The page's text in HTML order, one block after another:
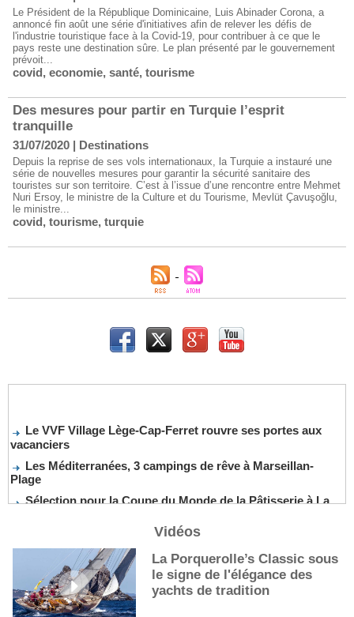
Le Président de la République Dominicaine, Luis Abinader Corona, a
annoncé fin août une série d'initiatives afin de relever les défis de
l'industrie touristique face à la Covid-19, pour contribuer à ce que le
pays reste une destination sûre. Le plan présenté par le gouvernement
prévoit...
covid, economie, santé, tourisme
Des mesures pour partir en Turquie l’esprit
tranquille
31/07/2020 | Destinations
Depuis la reprise de ses vols internationaux, la Turquie a instauré une
série de nouvelles mesures pour garantir la sécurité sanitaire des
touristes sur son territoire. C’est à l’issue d’une rencontre entre Mehmet
Nuri Ersoy, le ministre de la Culture et du Tourisme, Mevlüt Çavuşoğlu,
le ministre...
covid, tourisme, turquie
Le VVF Village Lège-Cap-Ferret rouvre ses portes aux
vacanciers
Les Méditerranées, 3 campings de rêve à Marseillan-
Plage
Sélection pour la Coupe du Monde de la Pâtisserie à La
De nouveaux cocktails, stars de l’été
Les cocktails, stars de l’été
La première sélection des grappes du Guide Michelin
Vidéos
La Porquerolle’s Classic sous
le signe de l'élégance des
yachts de tradition